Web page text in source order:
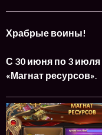
Храбрые воины!
С 30 июня по 3 июля
«Магнат ресурсов».